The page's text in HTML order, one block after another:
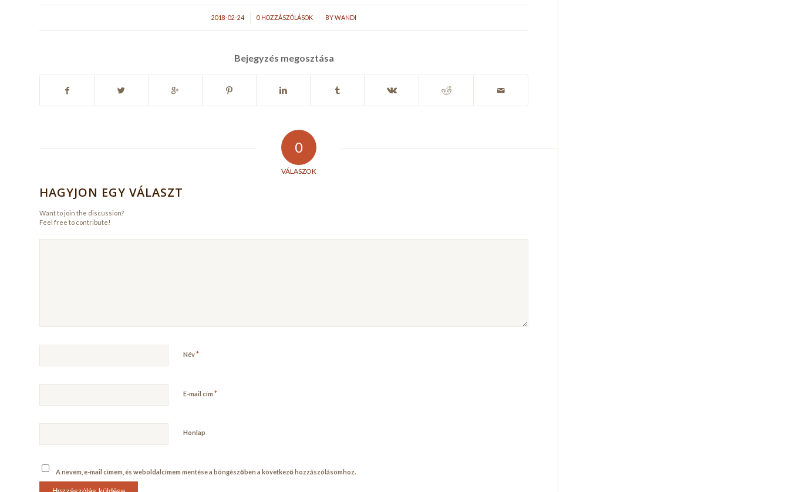
2018-02-24
/ 0 HOZZÁSZÓLÁSOK
/ BYWANDI
Bejegyzés megosztása
0
VÁLASZOK
HAGYJON EGY VÁLASZT
Want to join the discussion?
Feel free to contribute!
Név*
E-mail cím *
Honlap
A nevem, e-mail címem, és weboldalcímem mentése a böngészőben a következő hozzászólásomhoz.